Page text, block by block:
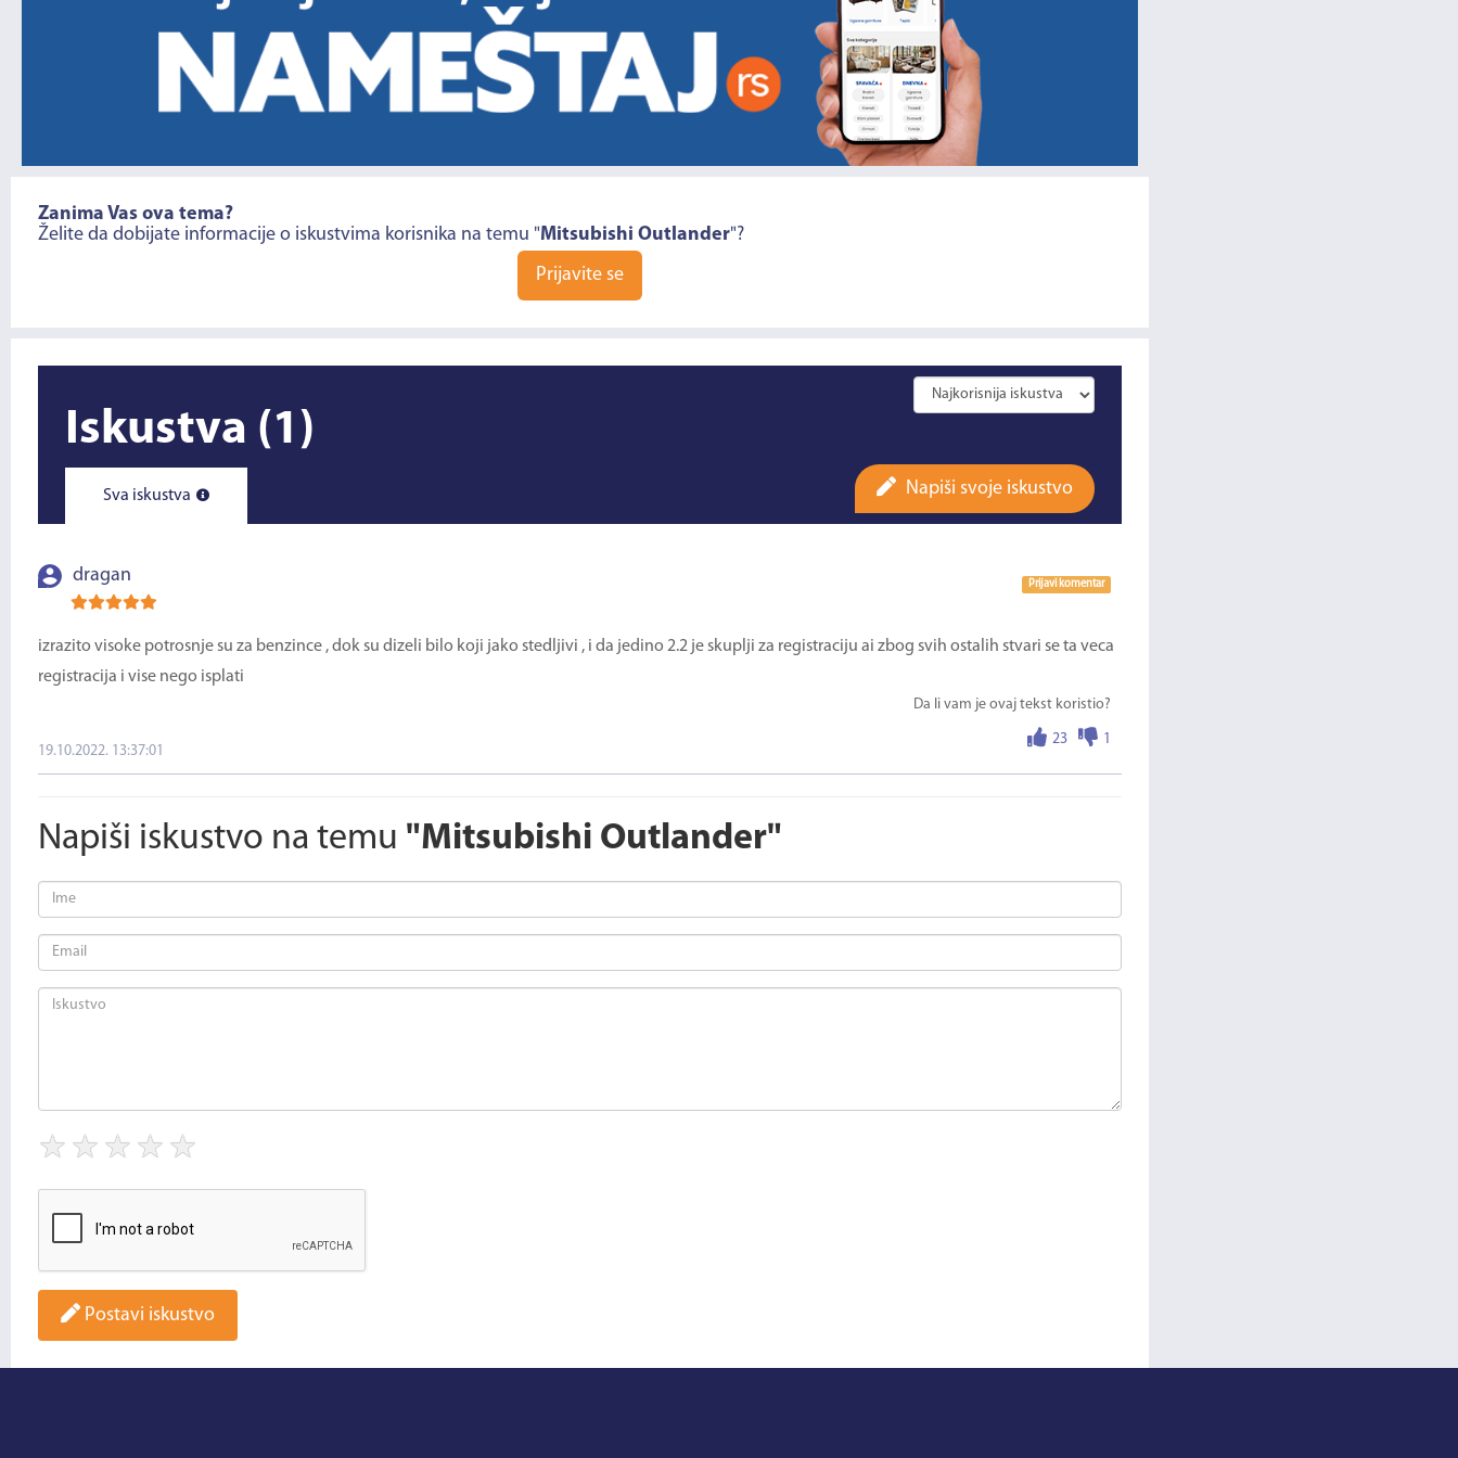
Zanima Vas ova tema?
Želite da dobijate informacije o iskustvima korisnika na temu "Mitsubishi Outlander"?
Prijavite se
Iskustva (1)
Sva iskustva Napiši svoje iskustvo
dragan Prijavi komentar
izrazito visoke potrosnje su za benzince , dok su dizeli bilo koji jako stedljivi , i da jedino 2.2 je skuplji za registraciju ai zbog svih ostalih stvari se ta veca
registracija i vise nego isplati
Da li vam je ovaj tekst koristio?
23 1
19.10.2022. 13:37:01
Napiši iskustvo na temu "Mitsubishi Outlander"
★ ★ ★ ★ ★
Postavi iskustvo